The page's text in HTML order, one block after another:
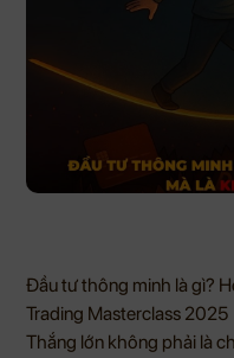
Đầu tư thông minh là gì?
Trading Masterclass 2025
Thắng lớn không phải là